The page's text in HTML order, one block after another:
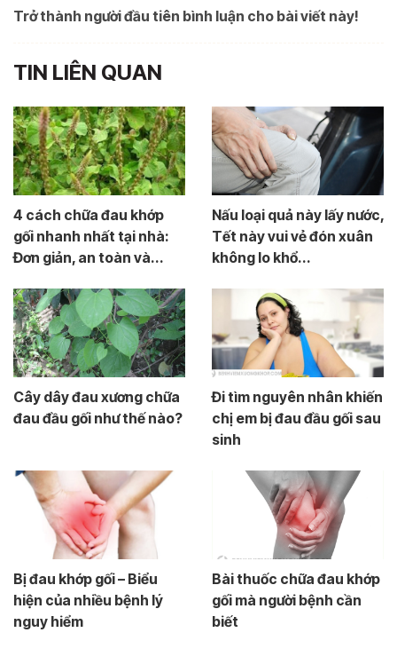
Trở thành người đầu tiên bình luận cho bài viết này!
TIN LIÊN QUAN
4 cách chữa đau khớp
gối nhanh nhất tại nhà:
Đơn giản, an toàn và...
Nấu loại quả này lấy nước,
Tết này vui vẻ đón xuân
không lo khổ...
Cây dây đau xương chữa
đau đầu gối như thế nào?
Đi tìm nguyên nhân khiến
chị em bị đau đầu gối sau
sinh
Bị đau khớp gối – Biểu
hiện của nhiều bệnh lý
nguy hiểm
Bài thuốc chữa đau khớp
gối mà người bệnh cần
biết